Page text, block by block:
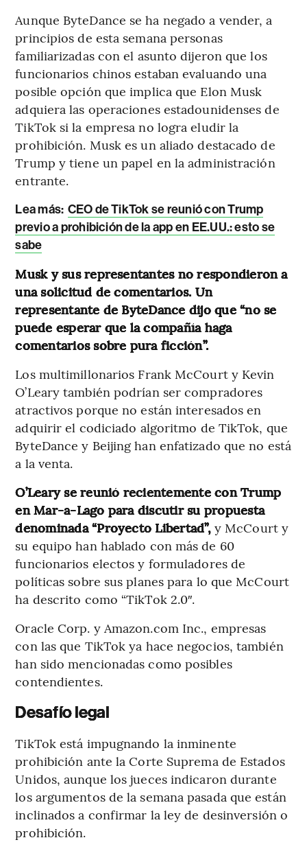
Aunque ByteDance se ha negado a vender, a
principios de esta semana personas
familiarizadas con el asunto dijeron que los
funcionarios chinos estaban evaluando una
posible opción que implica que Elon Musk
adquiera las operaciones estadounidenses de
TikTok si la empresa no logra eludir la
prohibición. Musk es un aliado destacado de
Trump y tiene un papel en la administración
entrante.
Lea más: CEO de TikTok se reunió con Trump
previo a prohibición de la app en EE.UU.: esto se
sabe
Musk y sus representantes no respondieron a
una solicitud de comentarios. Un
representante de ByteDance dijo que “no se
puede esperar que la compañía haga
comentarios sobre pura ficción”.
Los multimillonarios Frank McCourt y Kevin
O’Leary también podrían ser compradores
atractivos porque no están interesados en
adquirir el codiciado algoritmo de TikTok, que
ByteDance y Beijing han enfatizado que no está
a la venta.
O’Leary se reunió recientemente con Trump
en Mar-a-Lago para discutir su propuesta
denominada “Proyecto Libertad”,y McCourt y
su equipo han hablado con más de 60
funcionarios electos y formuladores de
políticas sobre sus planes para lo que McCourt
ha descrito como “TikTok 2.0″.
Oracle Corp. y Amazon.com Inc., empresas
con las que TikTok ya hace negocios, también
han sido mencionadas como posibles
contendientes.
Desafío legal
TikTok está impugnando la inminente
prohibición ante la Corte Suprema de Estados
Unidos, aunque los jueces indicaron durante
los argumentos de la semana pasada que están
inclinados a confirmar la ley de desinversión o
prohibición.